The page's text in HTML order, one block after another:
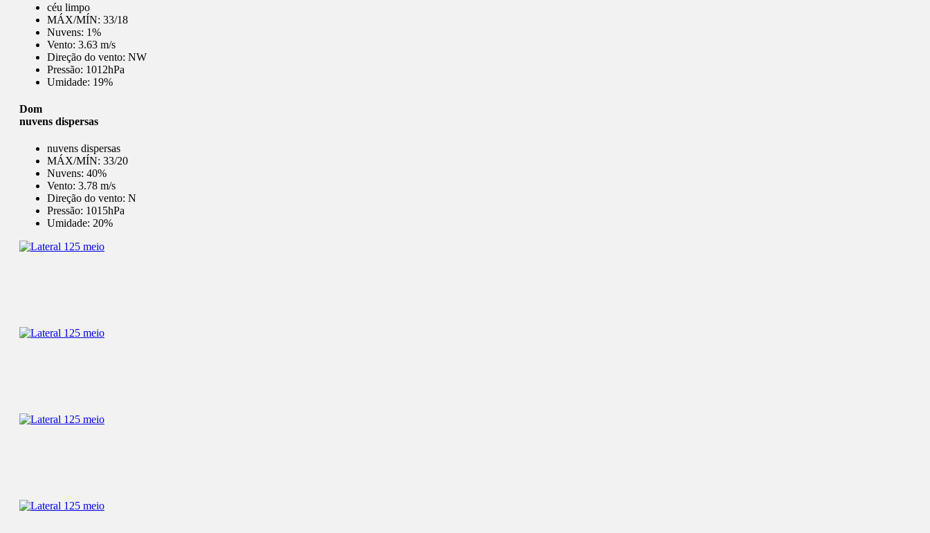
céu limpo
MÁX/MÍN: 33/18
Nuvens: 1%
Vento: 3.63 m/s
Direção do vento: NW
Pressão: 1012hPa
Umidade: 19%
Dom
nuvens dispersas
nuvens dispersas
MÁX/MÍN: 33/20
Nuvens: 40%
Vento: 3.78 m/s
Direção do vento: N
Pressão: 1015hPa
Umidade: 20%